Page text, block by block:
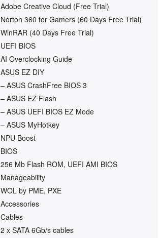
Adobe Creative Cloud (Free Trial)
Norton 360 for Gamers (60 Days Free Trial)
WinRAR (40 Days Free Trial)
UEFI BIOS
AI Overclocking Guide
ASUS EZ DIY
– ASUS CrashFree BIOS 3
– ASUS EZ Flash
– ASUS UEFI BIOS EZ Mode
– ASUS MyHotkey
NPU Boost
BIOS
256 Mb Flash ROM, UEFI AMI BIOS
Manageability
WOL by PME, PXE
Accessories
Cables
2 x SATA 6Gb/s cables